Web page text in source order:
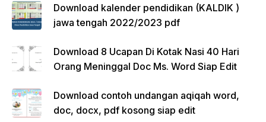
Download kalender pendidikan (KALDIK )
jawa tengah 2022/2023 pdf
Download 8 Ucapan Di Kotak Nasi 40 Hari
Orang Meninggal Doc Ms. Word Siap Edit
Download contoh undangan aqiqah word,
doc, docx, pdf kosong siap edit